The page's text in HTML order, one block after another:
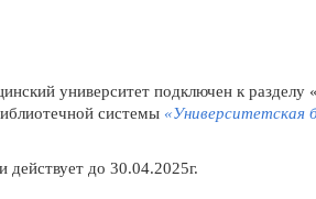
университет подключен к
системы «Университетская
действует до 30.04.2025г.